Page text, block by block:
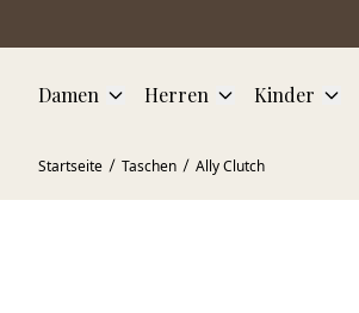
Damen Herren Kinder
Startseite Taschen Ally Clutch